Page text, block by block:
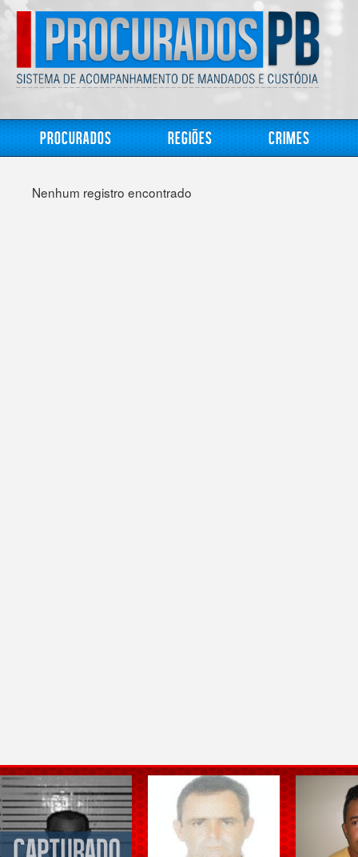
Procurados Regiões Crimes
Nenhum registro encontrado